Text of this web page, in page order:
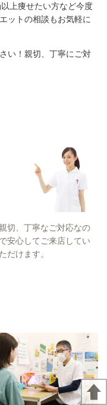
以上痩せたい方など今度
ットの相談もお気軽に
い！親切、丁寧にご対
切、丁寧なご対応なの
で安心してご来店してい
ただけます。